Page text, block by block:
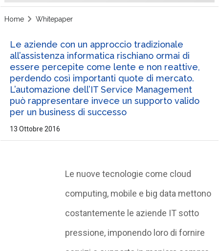
Home Whitepaper
Le aziende con un approccio tradizionale
all’assistenza informatica rischiano ormai di
essere percepite come lente e non reattive,
perdendo così importanti quote di mercato.
L’automazione dell’IT Service Management
può rappresentare invece un supporto valido
per un business di successo
13 Ottobre 2016
Le nuove tecnologie come cloud
computing, mobile e big data mettono
costantemente le aziende IT sotto
pressione, imponendo loro di fornire